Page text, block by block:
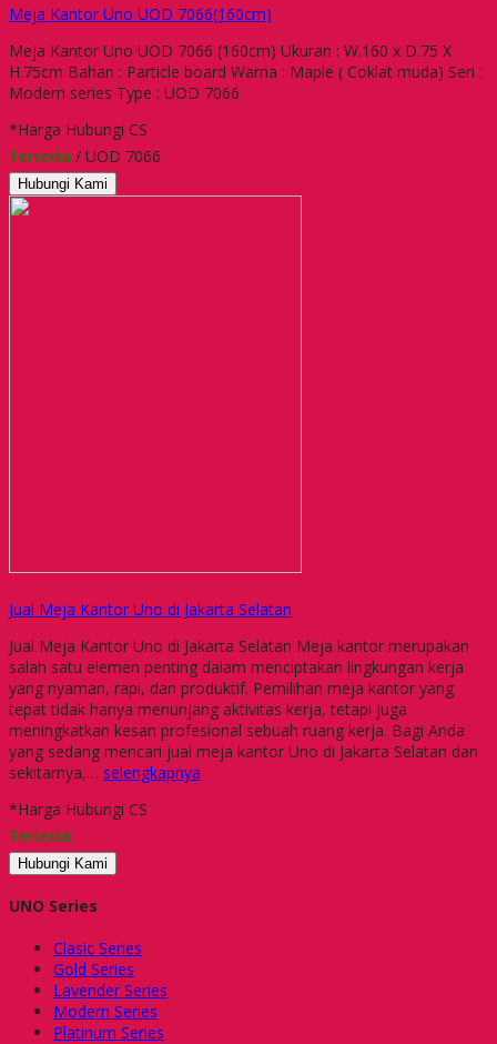
Meja Kantor Uno UOD 7066(160cm)
Meja Kantor Uno UOD 7066 (160cm) Ukuran : W.160 x D.75 X
H.75cm Bahan : Particle board Warna : Maple ( Coklat muda) Seri :
Modern series Type : UOD 7066
*Harga Hubungi CS
Tersedia / UOD 7066
Hubungi Kami
Jual Meja Kantor Uno di Jakarta Selatan
Jual Meja Kantor Uno di Jakarta Selatan Meja kantor merupakan
salah satu elemen penting dalam menciptakan lingkungan kerja
yang nyaman, rapi, dan produktif. Pemilihan meja kantor yang
tepat tidak hanya menunjang aktivitas kerja, tetapi juga
meningkatkan kesan profesional sebuah ruang kerja. Bagi Anda
yang sedang mencari jual meja kantor Uno di Jakarta Selatan dan
sekitarnya,… selengkapnya
*Harga Hubungi CS
Tersedia
Hubungi Kami
UNO Series
Clasic Series
Gold Series
Lavender Series
Modern Series
Platinum Series